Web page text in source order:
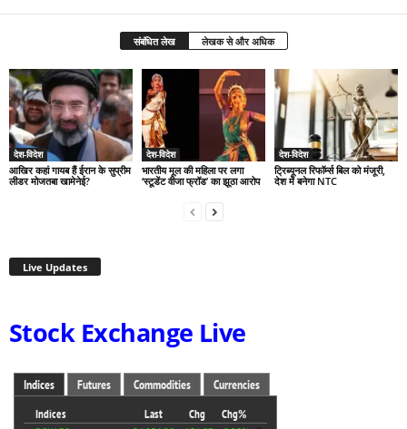
संबंधित लेख लेखक से और अधिक
देश-विदेश
आखिर कहां गायब हैं ईरान के सुप्रीम
लीडर मोजतबा खामेनेई?
देश-विदेश
भारतीय मूल की महिला पर लगा
‘स्टूडेंट वीजा फ्रॉड’ का झूठा आरोप
देश-विदेश
ट्रिब्यूनल रिफॉर्म्स बिल को मंजूरी,
देश में बनेगा NTC
Live Updates
Stock Exchange Live